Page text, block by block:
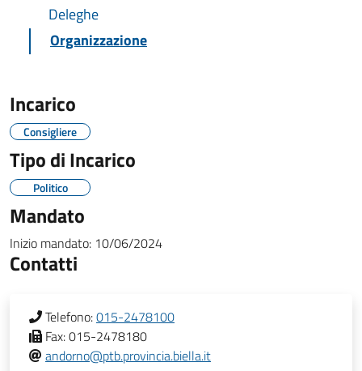
Deleghe
Organizzazione
Incarico
Consigliere
Tipo di Incarico
Politico
Mandato
Inizio mandato: 10/06/2024
Contatti
Telefono:015-2478100
Fax:015-2478180
andorno@ptb.provincia.biella.it